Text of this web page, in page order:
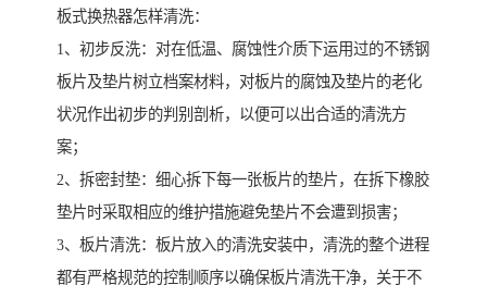
板式换热器怎样清洗：
1、初步反洗：对在低温、腐蚀性介质下运用过的不锈钢
板片及垫片树立档案材料，对板片的腐蚀及垫片的老化
状况作出初步的判别剖析，以便可以出合适的清洗方
案；
2、拆密封垫：细心拆下每一张板片的垫片，在拆下橡胶
垫片时采取相应的维护措施避免垫片不会遭到损害；
3、板片清洗：板片放入的清洗安装中，清洗的整个进程
都有严格规范的控制顺序以确保板片清洗干净，关于不